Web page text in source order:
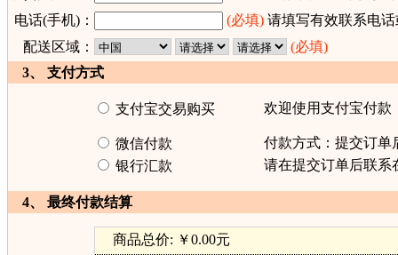
电话(手机)：
(必填) 请填写有效联系电
配送区域：
(必填)
3、 支付方式
支付宝交易购买 欢迎使用支付宝付款
微信付款
付款方式：提交订单
银行汇款
请在提交订单后联系
4、 最终付款结算
商品总价: ￥0.00元